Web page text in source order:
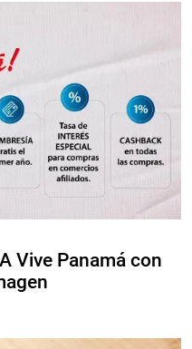
Vive Panamá con